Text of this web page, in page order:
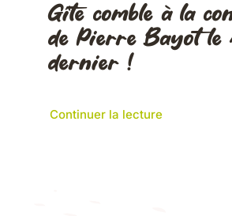
Gîte comble à la
de Pierre Bayot le
dernier !
Continuer la lecture